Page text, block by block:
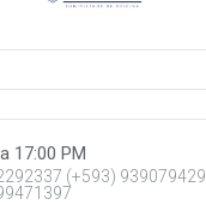
17:00 PM
(+593) 939079429